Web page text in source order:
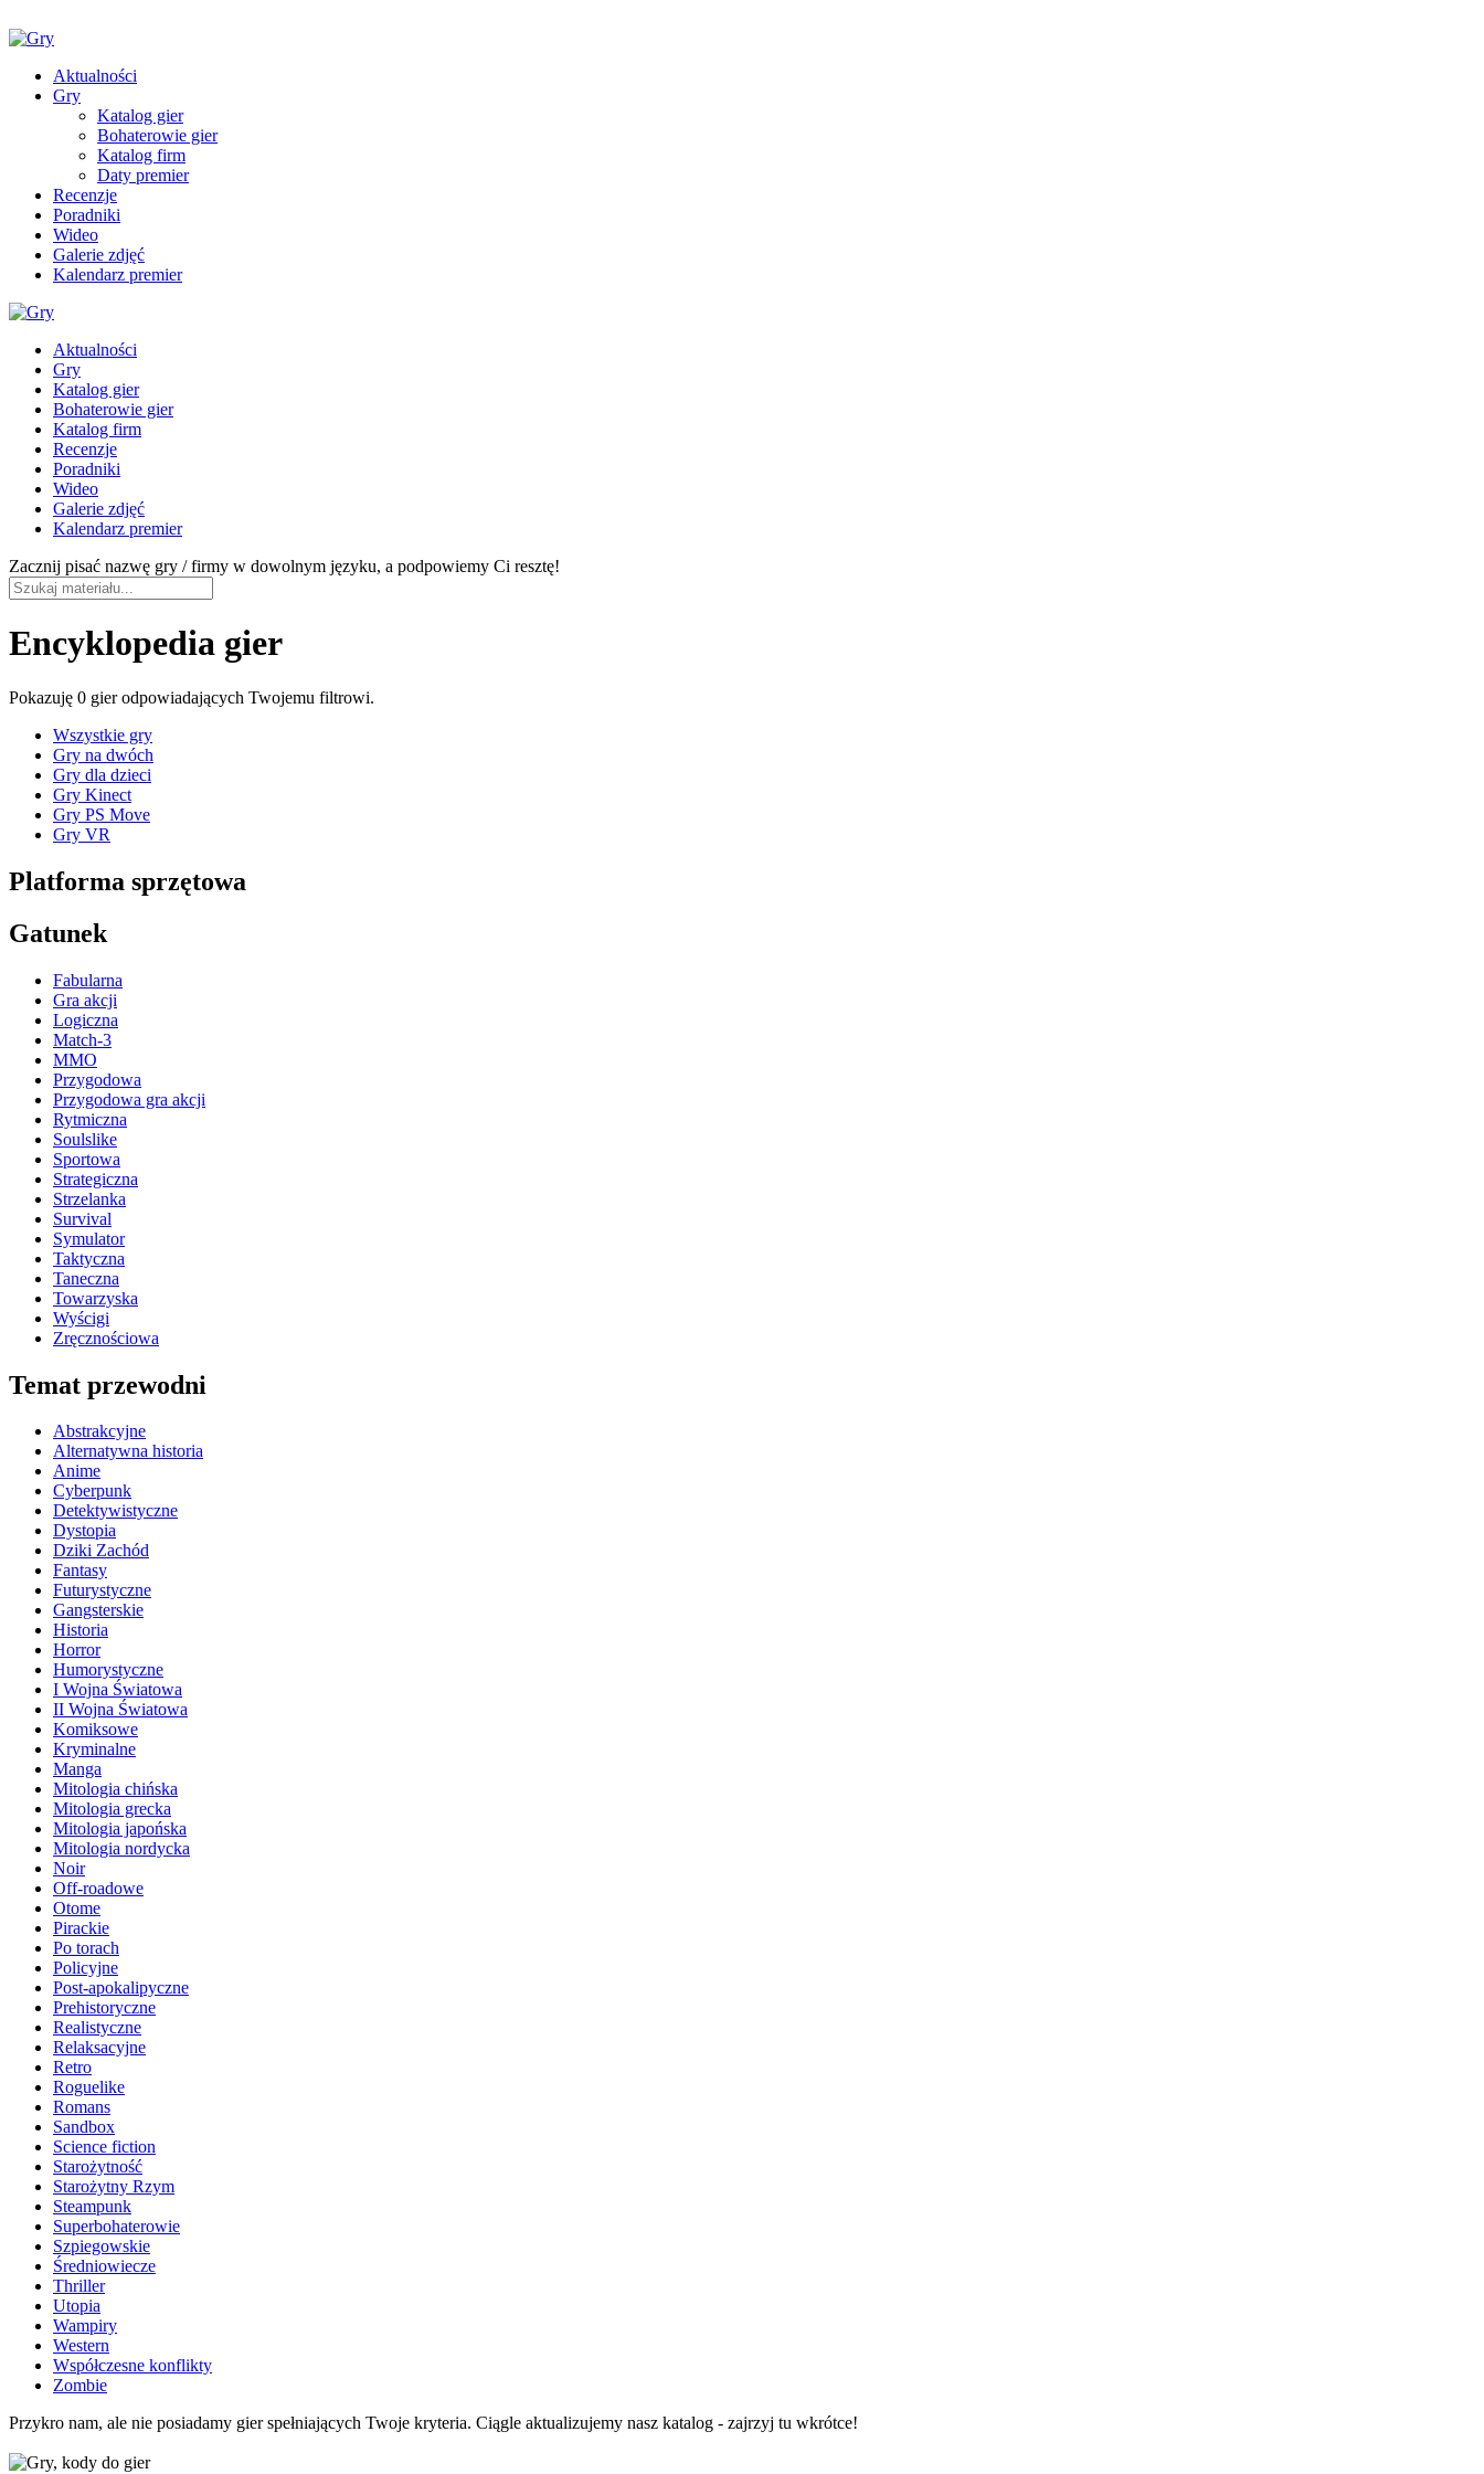
Aktualności
Gry
Katalog gier
Bohaterowie gier
Katalog firm
Daty premier
Recenzje
Poradniki
Wideo
Galerie zdjęć
Kalendarz premier
Aktualności
Gry
Katalog gier
Bohaterowie gier
Katalog firm
Recenzje
Poradniki
Wideo
Galerie zdjęć
Kalendarz premier
Zacznij pisać nazwę gry / firmy w dowolnym języku, a podpowiemy Ci resztę!
Encyklopedia gier
Pokazuję 0 gierodpowiadających Twojemu filtrowi.
Wszystkie gry
Gry na dwóch
Gry dla dzieci
Gry Kinect
Gry PS Move
Gry VR
Platforma sprzętowa
Gatunek
Fabularna
Gra akcji
Logiczna
Match-3
MMO
Przygodowa
Przygodowa gra akcji
Rytmiczna
Soulslike
Sportowa
Strategiczna
Strzelanka
Survival
Symulator
Taktyczna
Taneczna
Towarzyska
Wyścigi
Zręcznościowa
Temat przewodni
Abstrakcyjne
Alternatywna historia
Anime
Cyberpunk
Detektywistyczne
Dystopia
Dziki Zachód
Fantasy
Futurystyczne
Gangsterskie
Historia
Horror
Humorystyczne
I Wojna Światowa
II Wojna Światowa
Komiksowe
Kryminalne
Manga
Mitologia chińska
Mitologia grecka
Mitologia japońska
Mitologia nordycka
Noir
Off-roadowe
Otome
Pirackie
Po torach
Policyjne
Post-apokalipyczne
Prehistoryczne
Realistyczne
Relaksacyjne
Retro
Roguelike
Romans
Sandbox
Science fiction
Starożytność
Starożytny Rzym
Steampunk
Superbohaterowie
Szpiegowskie
Średniowiecze
Thriller
Utopia
Wampiry
Western
Współczesne konflikty
Zombie
Przykro nam, ale nie posiadamy gier spełniających Twoje kryteria. Ciągle aktualizujemy nasz katalog - zajrzyj tu wkrótce!